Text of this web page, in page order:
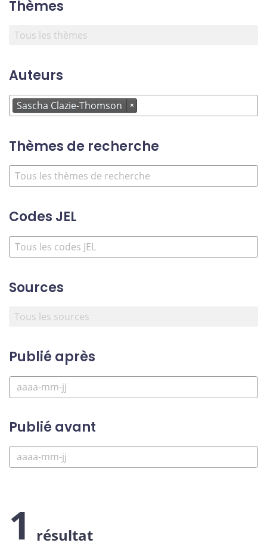
Thèmes
Auteurs
Sascha Clazie-Thomson ×
Thèmes de recherche
Codes JEL
Sources
Publié après
Publié avant
1 résultat